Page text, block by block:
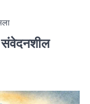
संवेदनशील